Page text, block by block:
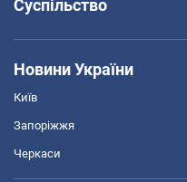
Суспільство
Новини України
Київ
Запоріжжя
Черкаси